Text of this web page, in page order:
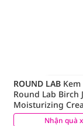
Nhận quà
ROUND LAB
Round Lab Birch
Moisturizing
(1)